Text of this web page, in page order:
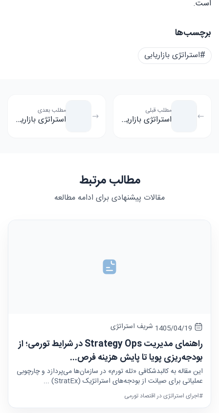
است.
برچسب‌ها
#استراتژی بازاریابی
مطلب قبلی
استراتژی بازاریابی B2C چیست؟
مطلب بعدی
استراتژی بازاریابی برند چیست؟
مطالب مرتبط
مقالات پیشنهادی برای ادامه مطالعه
شریف استراتژی
راهنمای مدیریت Strategy Ops در شرایط تورمی؛ از
بودجه‌ریزی پویا تا پایش هزینه فرص...
این مقاله به کالبدشکافی «تله تورم» در سازمان‌ها می‌پردازد و چارچوبی
عملیاتی برای صیانت از بودجه‌های استراتژیک (StratEx) ...
#اجرای استراتژی در اقتصاد تورمی